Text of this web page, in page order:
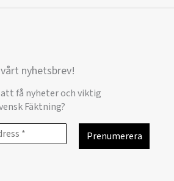
nyhetsbrev!
få nyheter och viktig
Fäktning?